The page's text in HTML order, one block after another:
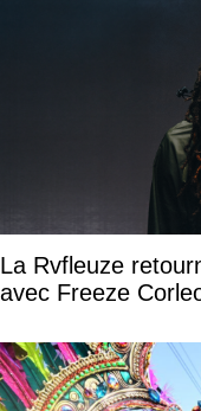
La Rvfleuze
avec Freeze